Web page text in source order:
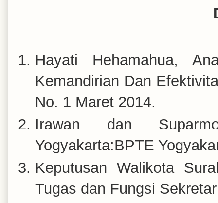
Hayati Hehamahua,
Kemandirian Dan
No. 1 Maret 2014.
Irawan dan
Yogyakarta:BPTE
Keputusan Walikota
Tugas dan Fungsi